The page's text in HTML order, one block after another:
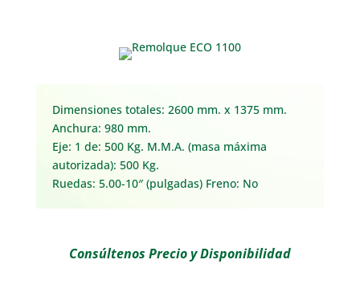
Dimensiones totales: 2600 mm. x 1375 mm.
Anchura: 980 mm.
Eje: 1 de: 500 Kg. M.M.A. (masa máxima
autorizada): 500 Kg.
Ruedas: 5.00-10″ (pulgadas) Freno: No
Consúltenos Precio y Disponibilidad